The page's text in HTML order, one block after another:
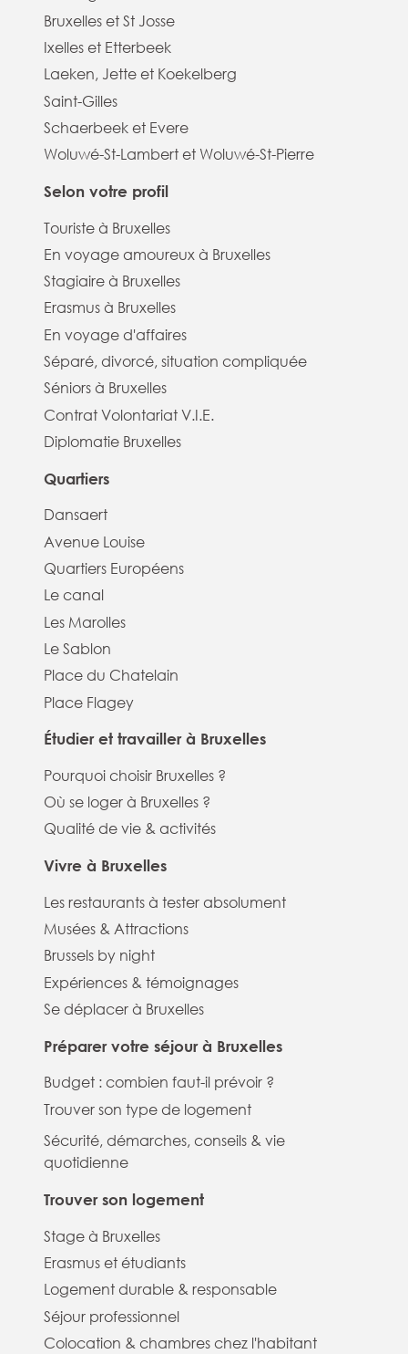
Bruxelles et St Josse
Ixelles et Etterbeek
Laeken, Jette et Koekelberg
Saint-Gilles
Schaerbeek et Evere
Woluwé-St-Lambert et Woluwé-St-Pierre
Selon votre profil
Touriste à Bruxelles
En voyage amoureux à Bruxelles
Stagiaire à Bruxelles
Erasmus à Bruxelles
En voyage d'affaires
Séparé, divorcé, situation compliquée
Séniors à Bruxelles
Contrat Volontariat V.I.E.
Diplomatie Bruxelles
Quartiers
Dansaert
Avenue Louise
Quartiers Européens
Le canal
Les Marolles
Le Sablon
Place du Chatelain
Place Flagey
Étudier et travailler à Bruxelles
Pourquoi choisir Bruxelles ?
Où se loger à Bruxelles ?
Qualité de vie & activités
Vivre à Bruxelles
Les restaurants à tester absolument
Musées & Attractions
Brussels by night
Expériences & témoignages
Se déplacer à Bruxelles
Préparer votre séjour à Bruxelles
Budget : combien faut-il prévoir ?
Trouver son type de logement
Sécurité, démarches, conseils & vie
quotidienne
Trouver son logement
Stage à Bruxelles
Erasmus et étudiants
Logement durable & responsable
Séjour professionnel
Colocation & chambres chez l'habitant